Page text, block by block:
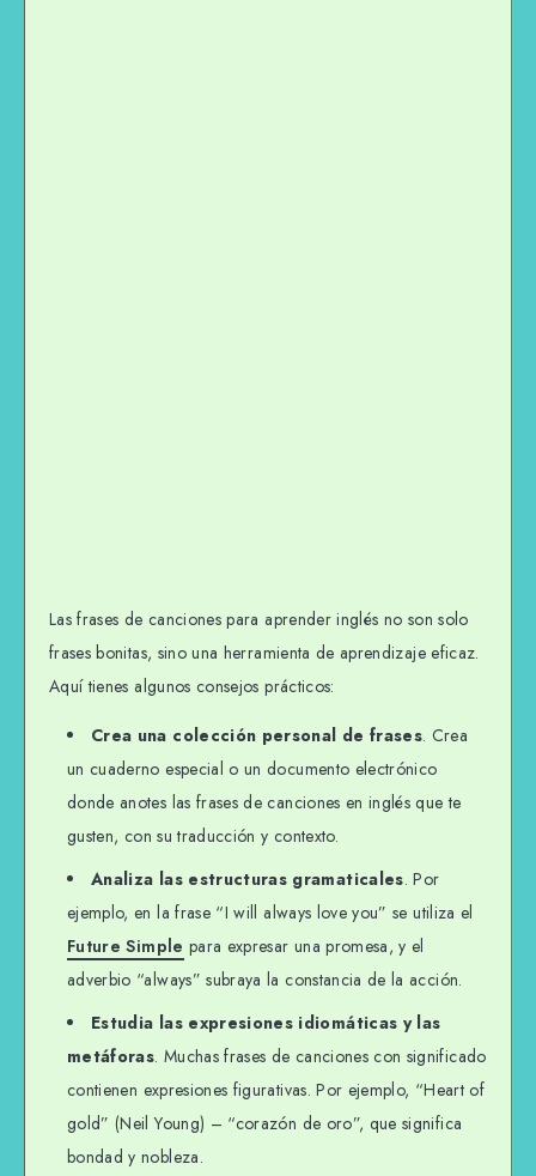
Las frases de canciones para aprender inglés no son solo
frases bonitas, sino una herramienta de aprendizaje eficaz.
Aquí tienes algunos consejos prácticos:
Crea una colección personal de frases. Crea
un cuaderno especial o un documento electrónico
donde anotes las frases de canciones en inglés que te
gusten, con su traducción y contexto.
Analiza las estructuras gramaticales. Por
ejemplo, en la frase “I will always love you” se utiliza el
Future Simple para expresar una promesa, y el
adverbio “always” subraya la constancia de la acción.
Estudia las expresiones idiomáticas y las
metáforas. Muchas frases de canciones con significado
contienen expresiones figurativas. Por ejemplo, “Heart of
gold” (Neil Young) – “corazón de oro”, que significa
bondad y nobleza.